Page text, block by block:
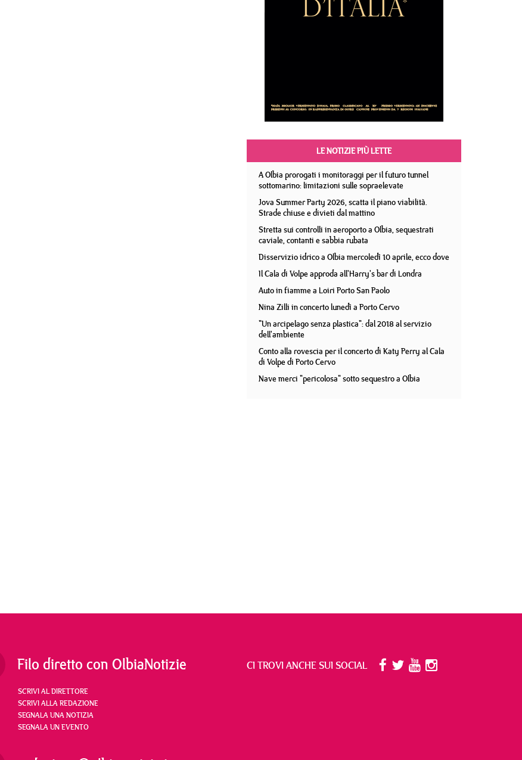
LE NOTIZIE PIÙ LETTE
A Olbia prorogati i monitoraggi per il futuro tunnel
sottomarino: limitazioni sulle sopraelevate
Jova Summer Party 2026, scatta il piano viabilità.
Strade chiuse e divieti dal mattino
Stretta sui controlli in aeroporto a Olbia, sequestrati
caviale, contanti e sabbia rubata
Disservizio idrico a Olbia mercoledì 10 aprile, ecco dove
Il Cala di Volpe approda all'Harry's bar di Londra
Auto in fiamme a Loiri Porto San Paolo
Nina Zilli in concerto lunedì a Porto Cervo
"Un arcipelago senza plastica": dal 2018 al servizio
dell'ambiente
Conto alla rovescia per il concerto di Katy Perry al Cala
di Volpe di Porto Cervo
Nave merci "pericolosa" sotto sequestro a Olbia
Filo diretto con OlbiaNotizie
SCRIVI AL DIRETTORE
SCRIVI ALLA REDAZIONE
SEGNALA UNA NOTIZIA
SEGNALA UN EVENTO
CI TROVI ANCHE SUI SOCIAL